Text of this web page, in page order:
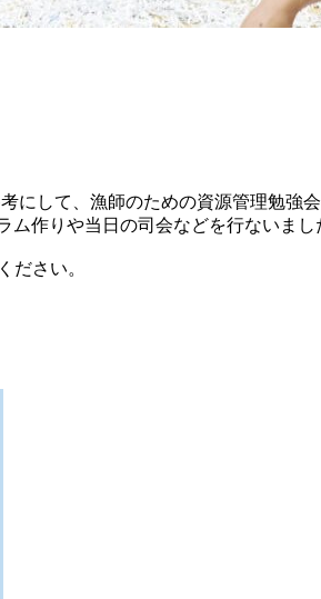
にして、漁師のための資源管理勉
作りや当日の司会などを行ないまし
ださい。